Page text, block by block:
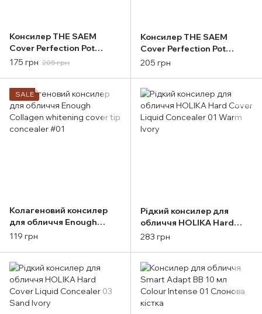
Консилер THE SAEM
Cover Perfection Pot
Concealer 01 Clear Beige
175 грн 205 грн
Консилер THE SAEM
Cover Perfection Pot
Concealer 02 Rich Beige
205 грн
SALE
Колагеновий консилер
для обличчя Enough
Collagen whitening cover
119 грн
Рідкий консилер для
обличчя HOLIKA Hard
Cover Liquid Concealer 01
283 грн